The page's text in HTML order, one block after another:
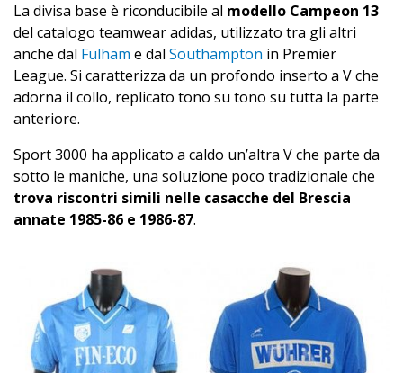
La divisa base è riconducibile al modello Campeon 13
del catalogo teamwear adidas, utilizzato tra gli altri
anche dal Fulham e dal Southampton in Premier
League. Si caratterizza da un profondo inserto a V che
adorna il collo, replicato tono su tono su tutta la parte
anteriore.
Sport 3000 ha applicato a caldo un’altra V che parte da
sotto le maniche, una soluzione poco tradizionale che
trova riscontri simili nelle casacche del Brescia
annate 1985-86 e 1986-87.